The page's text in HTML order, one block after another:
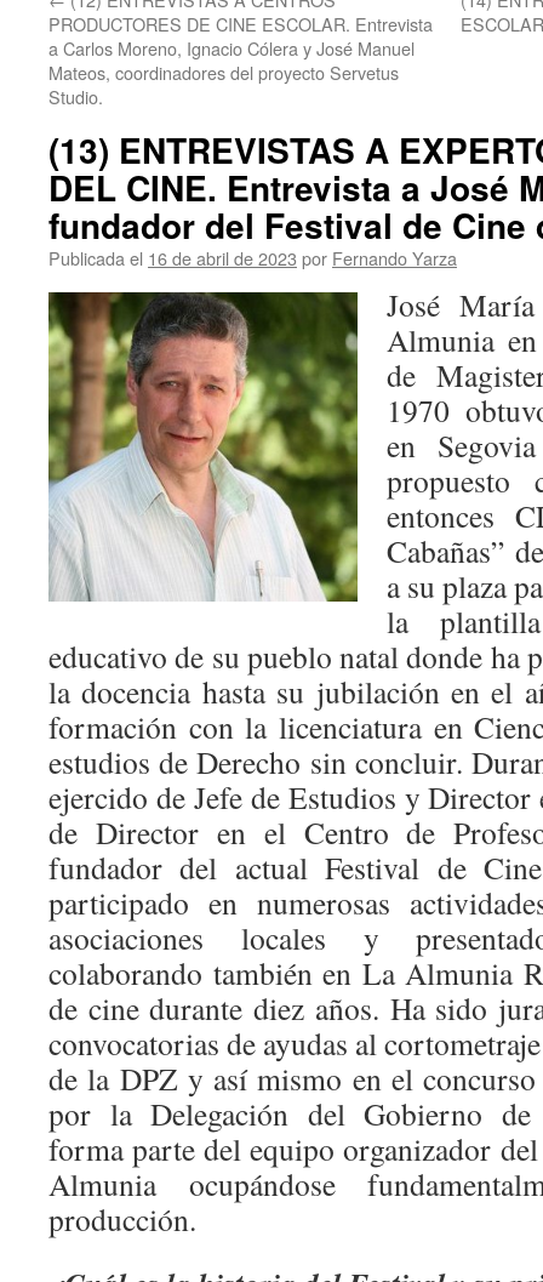
PRODUCTORES DE CINE ESCOLAR. Entrevista
a Carlos Moreno, Ignacio Cólera y José Manuel
Mateos, coordinadores del proyecto Servetus
Studio.
(13) ENTREVISTAS A
DEL CINE. Entrevista a José
fundador del Festival de Cine
Publicada el 16 de abril de 2023 por Fernando Yarza
José
Almunia
de
1970
en
propuesto
entonces
Cabañas”
a su plaza
la
educativo de su pueblo natal donde ha
la docencia hasta su jubilación en el
formación con la licenciatura en
estudios de Derecho sin concluir.
ejercido de Jefe de Estudios y
de Director en el Centro de
fundador del actual Festival de
participado en numerosas
asociaciones locales y
colaborando también en La Almunia
de cine durante diez años. Ha sido
convocatorias de ayudas al
de la DPZ y así mismo en el
por la Delegación del Gobierno de
forma parte del equipo organizador
Almunia ocupándose
producción.